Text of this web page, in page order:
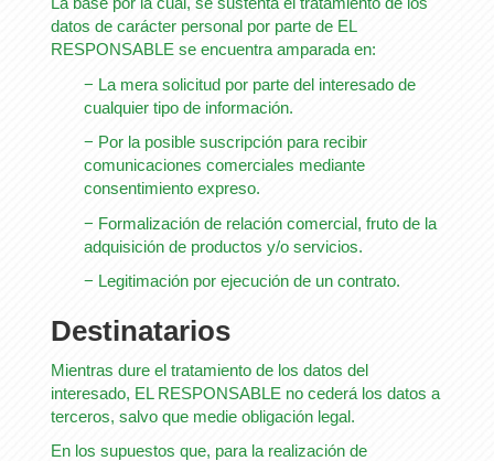
datos de carácter personal por parte de EL
RESPONSABLE se encuentra amparada en:
− La mera solicitud por parte del interesado de
cualquier tipo de información.
− Por la posible suscripción para recibir
comunicaciones comerciales mediante
consentimiento expreso.
− Formalización de relación comercial, fruto de la
adquisición de productos y/o servicios.
− Legitimación por ejecución de un contrato.
Destinatarios
Mientras dure el tratamiento de los datos del
interesado, EL RESPONSABLE no cederá los datos a
terceros, salvo que medie obligación legal.
En los supuestos que, para la realización de